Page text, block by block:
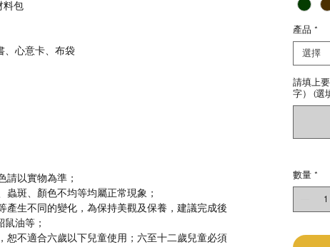
料包
、心意卡、布袋
請以實物為準；
蟲斑、顏色不均等均屬正常現象；
產生不同的變化，為保持美觀及保養，建議完成後
油等；
恕不適合六歲以下兒童使用；六至十二歲兒童必須
產品 *
選擇
請填上
字） (選
數量 *